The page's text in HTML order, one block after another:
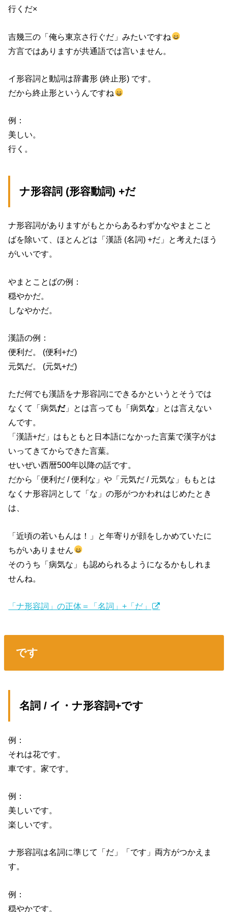
行くだ×
吉幾三の「俺ら東京さ行ぐだ」みたいですね
方言ではありますが共通語では言いません。
イ形容詞と動詞は辞書形 (終止形) です。
だから終止形というんですね
例：
美しい。
行く。
ナ形容詞 (形容動詞) +だ
ナ形容詞がありますがもとからあるわずかなやまとこと
ばを除いて、ほとんどは「漢語 (名詞) +だ」と考えたほう
がいいです。
やまとことばの例：
穏やかだ。
しなやかだ。
漢語の例：
便利だ。 (便利+だ)
元気だ。 (元気+だ)
ただ何でも漢語をナ形容詞にできるかというとそうでは
なくて「病気だ」とは言っても「病気な 」とは言えない
んです。
「漢語+だ」はもともと日本語になかった言葉で漢字がは
いってきてからできた言葉。
せいぜい西暦500年以降の話です。
だから「便利だ / 便利な」や「元気だ / 元気な」ももとは
なくナ形容詞として「な」の形がつかわれはじめたとき
は、
「近頃の若いもんは！」と年寄りが顔をしかめていたに
ちがいありません
そのうち「病気な」も認められるようになるかもしれま
せんね。
「ナ形容詞」の正体＝「名詞」+「だ」
です
名詞 / イ・ナ形容詞+です
例：
それは花です。
車です。家です。
例：
美しいです。
楽しいです。
ナ形容詞は名詞に準じて「だ」「です」両方がつかえま
す。
例：
穏やかです。